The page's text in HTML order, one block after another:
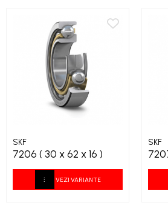
SKF
7206 ( 30 x 62 x 16 )
VEZI VARIANTE
SKF